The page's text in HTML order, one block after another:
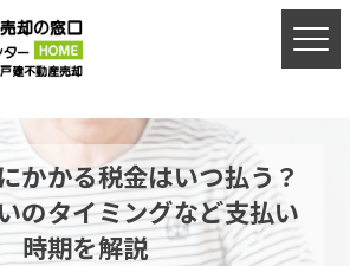
お電話はこちらから
かかる税金はいつ払う？
のタイミングなど支払い
時期を解説